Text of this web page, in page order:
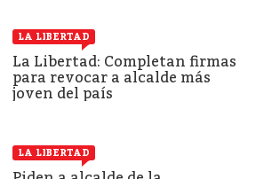
LA LIBERTAD
La Libertad: Completan firmas
para revocar a alcalde más
joven del país
LA LIBERTAD